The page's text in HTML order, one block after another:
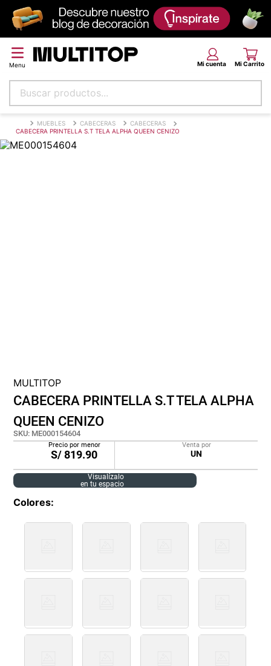
Buscar productos...
MUEBLES CABECERAS
CABECERAS
CABECERA PRINTELLA S.T TELA ALPHA QUEEN CENIZO
MULTITOP
CABECERA PRINTELLA S.T TELA ALPHA
QUEEN CENIZO
SKU: ME000154604
Precio por menor
S/819.90
Venta por
UN
Visualízalo
en tu espacio
Colores
Términos más buscados
papel tapiz